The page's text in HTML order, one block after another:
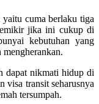
cuma berlaku tiga
jika ini cukup di
kebutuhan yang
dapat nikmati hidup di
visa transit seharusnya
tersumpah.